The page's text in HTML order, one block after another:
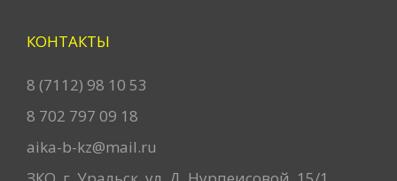
КОНТАКТЫ
8 (7112) 98 10 53
8 702 797 09 18
aika-b-kz@mail.ru